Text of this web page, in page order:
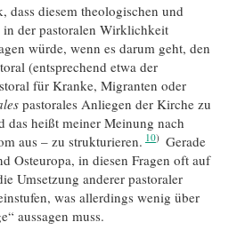
dass diesem theologischen und
der pastoralen Wirklichkeit
würde, wenn es darum geht, den
(entsprechend etwa der
für Kranke, Migranten oder
pastorales Anliegen der Kirche zu
das heißt meiner Meinung nach
aus – zu strukturieren. 10
Gerade
Osteuropa, in diesen Fragen oft auf
Umsetzung anderer pastoraler
was allerdings wenig über
aussagen muss.